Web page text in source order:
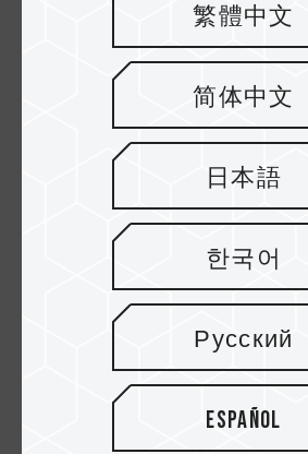
unterstützt und gewährleistet
Qualitätskontrolle, damit der
sich keine Sorgen machen
weltweite Markteinführung
TEAMGROUP X1 MAX
Flash Drive ist für Anfang
Nordamerika geplant und
und Newegg erhältlich sein.
Informationen finden Sie
TEAMGROUP-Website und
Netzwerken, wo Sie stets auf
繁體中文
简体中文
日本語
한국어
Русский
Español